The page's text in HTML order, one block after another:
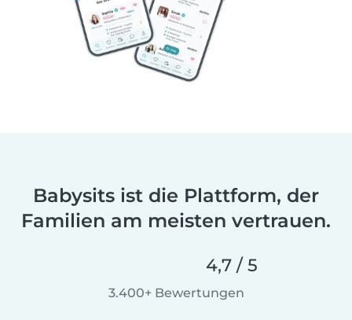
Babysits ist die Plattform, der
Familien am meisten vertrauen.
4,7 / 5
3.400+ Bewertungen